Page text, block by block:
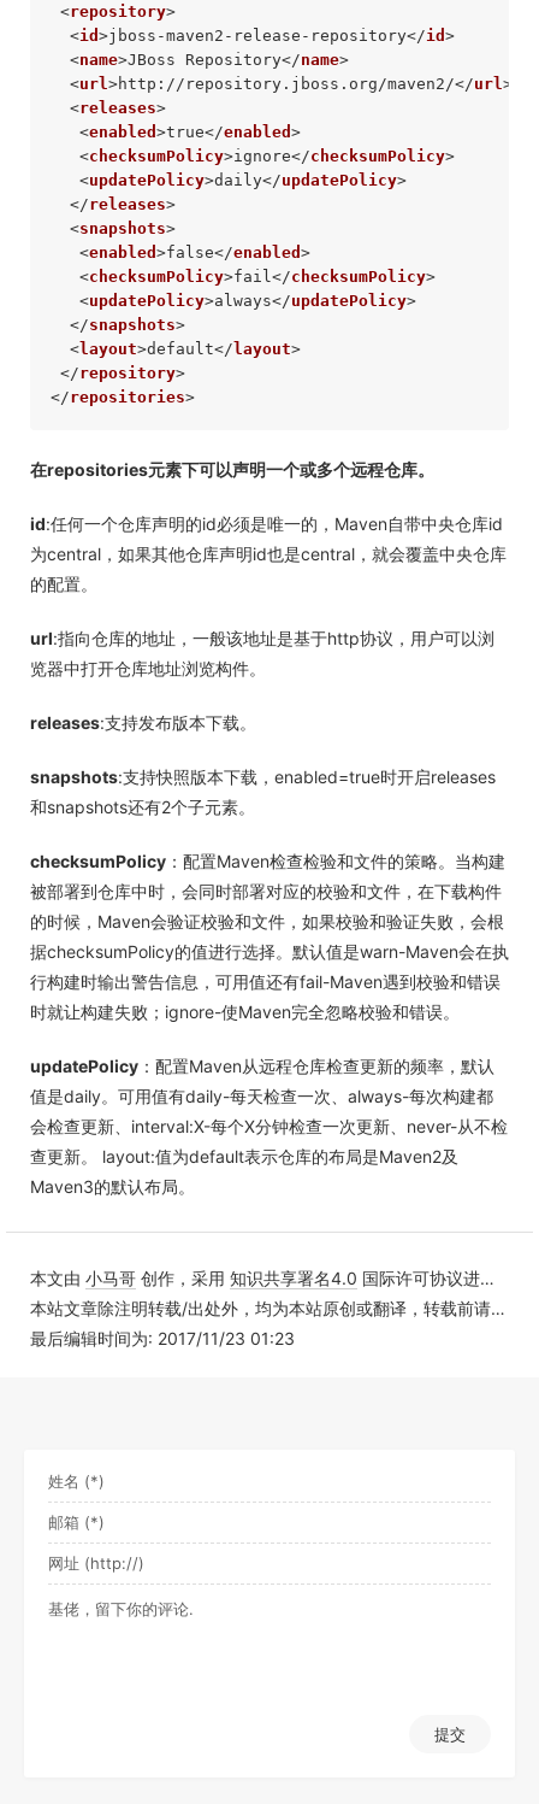
<repository>
<id >jboss-maven2-release-repository</id >
<name>JBoss Repository</name>
<url >http://repository.jboss.org/maven2/</url >
<releases>
<enabled >true</enabled >
<checksumPolicy>ignore</checksumPolicy>
<updatePolicy>daily</updatePolicy>
</releases>
<snapshots>
<enabled >false</enabled >
<checksumPolicy>fail </checksumPolicy>
<updatePolicy>always</updatePolicy>
</snapshots>
<layout>default</layout>
</repository>
</repositories>
在repositories元素下可以声明一个或多个远程仓库。
id:任何一个仓库声明的id必须是唯一的，Maven自带中央仓库id
为central，如果其他仓库声明id也是central，就会覆盖中央仓库
的配置。
url:指向仓库的地址，一般该地址是基于http协议，用户可以浏
览器中打开仓库地址浏览构件。
releases:支持发布版本下载。
snapshots:支持快照版本下载，enabled=true时开启releases
和snapshots还有2个子元素。
checksumPolicy ：配置Maven检查检验和文件的策略。当构建
被部署到仓库中时，会同时部署对应的校验和文件，在下载构件
的时候，Maven会验证校验和文件，如果校验和验证失败，会根
据checksumPolicy的值进行选择。默认值是warn-Maven会在执
行构建时输出警告信息，可用值还有fail-Maven遇到校验和错误
时就让构建失败；ignore-使Maven完全忽略校验和错误。
updatePolicy ：配置Maven从远程仓库检查更新的频率，默认
值是daily。可用值有daily-每天检查一次、always-每次构建都
会检查更新、interval:X-每个X分钟检查一次更新、never-从不检
查更新。 layout:值为default表示仓库的布局是Maven2及
Maven3的默认布局。
本文由 小马哥 创作，采用 知识共享署名4.0 国际许可协议进行许可
本站文章除注明转载/出处外，均为本站原创或翻译，转载前请务必署名
最后编辑时间为: 2017/11/23 01:23
提交